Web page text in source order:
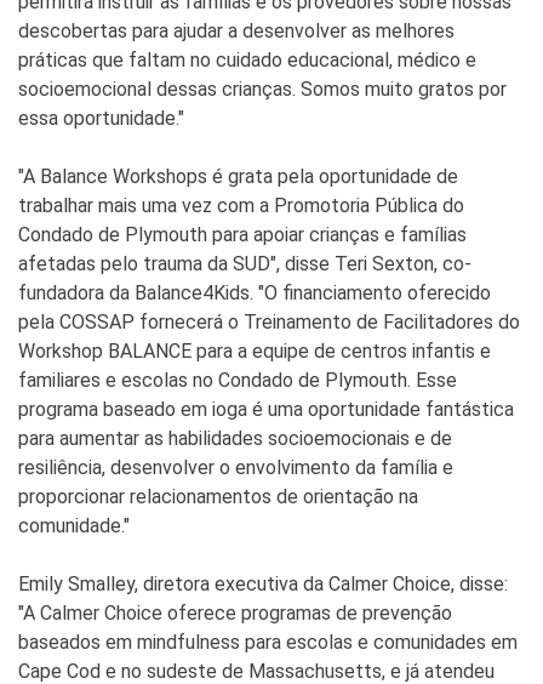
descobertas para ajudar a desenvolver as melhores
práticas que faltam no cuidado educacional, médico e
socioemocional dessas crianças. Somos muito gratos por
essa oportunidade."
"A Balance Workshops é grata pela oportunidade de
trabalhar mais uma vez com a Promotoria Pública do
Condado de Plymouth para apoiar crianças e famílias
afetadas pelo trauma da SUD", disse Teri Sexton, co-
fundadora da Balance4Kids. "O financiamento oferecido
pela COSSAP fornecerá o Treinamento de Facilitadores do
Workshop BALANCE para a equipe de centros infantis e
familiares e escolas no Condado de Plymouth. Esse
programa baseado em ioga é uma oportunidade fantástica
para aumentar as habilidades socioemocionais e de
resiliência, desenvolver o envolvimento da família e
proporcionar relacionamentos de orientação na
comunidade."
Emily Smalley, diretora executiva da Calmer Choice, disse:
"A Calmer Choice oferece programas de prevenção
baseados em mindfulness para escolas e comunidades em
Cape Cod e no sudeste de Massachusetts, e já atendeu